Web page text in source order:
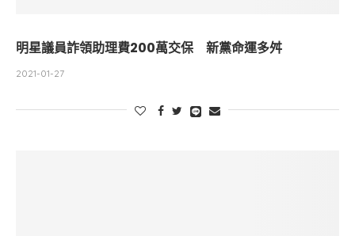
明星議員詐領助理費200萬交保 新黨命運多舛
2021-01-27